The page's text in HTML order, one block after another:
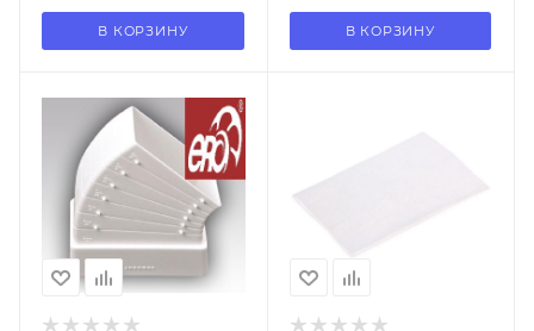
В КОРЗИНУ В КОРЗИНУ
Отправим
09.08.2026
В наличии в пункте
самовывоза
самовывоза
Нет